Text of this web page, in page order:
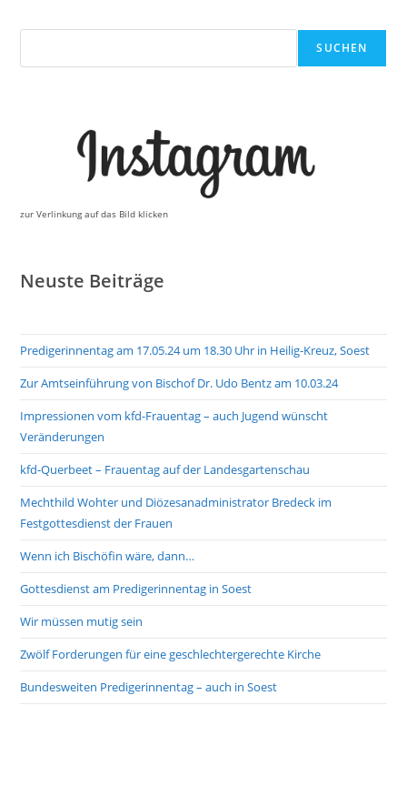
SUCHEN
zur Verlinkung auf das Bild klicken
Neuste Beiträge
Predigerinnentag am 17.05.24 um 18.30 Uhr in Heilig-Kreuz, Soest
Zur Amtseinführung von Bischof Dr. Udo Bentz am 10.03.24
Impressionen vom kfd-Frauentag – auch Jugend wünscht
Veränderungen
kfd-Querbeet – Frauentag auf der Landesgartenschau
Mechthild Wohter und Diözesanadministrator Bredeck im
Festgottesdienst der Frauen
Wenn ich Bischöfin wäre, dann…
Gottesdienst am Predigerinnentag in Soest
Wir müssen mutig sein
Zwölf Forderungen für eine geschlechtergerechte Kirche
Bundesweiten Predigerinnentag – auch in Soest